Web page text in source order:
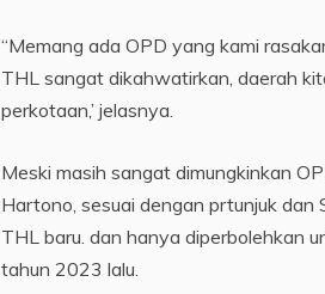
“Memang ada OPD yang kami
THL sangat dikahwatirkan, daerah
perkotaan,’ jelasnya.
Meski masih sangat dimungkinkan
Hartono, sesuai dengan prtunjuk dan
THL baru. dan hanya diperbolehkan
tahun 2023 lalu.